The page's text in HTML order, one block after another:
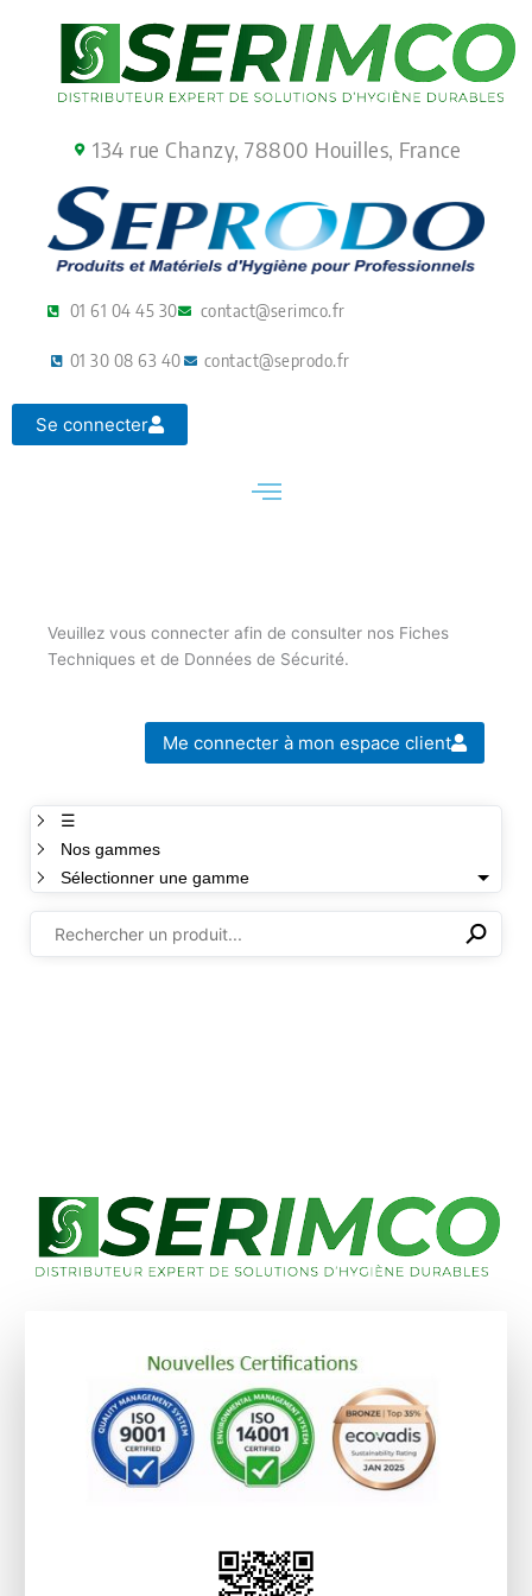
134 rue Chanzy, 78800 Houilles, France
01 61 04 45 30 contact@serimco.fr
01 30 08 63 40 contact@seprodo.fr
Se connecter
Veuillez vous connecter afin de consulter nos Fiches
Techniques et de Données de Sécurité.
Me connecter à mon espace client
☰
Nos gammes
Sélectionner une gamme
⚲